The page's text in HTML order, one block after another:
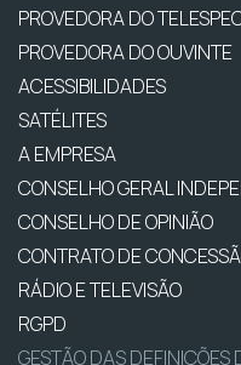
PROVEDORA DO
PROVEDORA DO OUVINTE
ACESSIBILIDADES
SATÉLITES
A EMPRESA
CONSELHO GERAL
CONSELHO DE OPINIÃO
CONTRATO DE
RÁDIO E TELEVISÃO
RGPD
GESTÃO DAS DEFINIÇÕES